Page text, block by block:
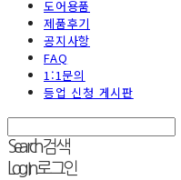
도어용품
제품후기
공지사항
FAQ
1:1문의
등업 신청 게시판
Search검색
Log In로그인